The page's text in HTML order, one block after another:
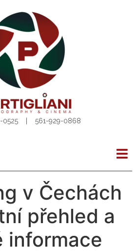
0525 | 561-929-0868
v Čechách
přehled a
informace